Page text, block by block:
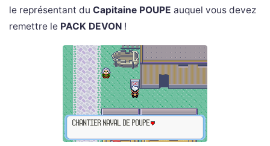
le représentant du Capitaine POUPE auquel vous devez
remettre le PACK DEVON !